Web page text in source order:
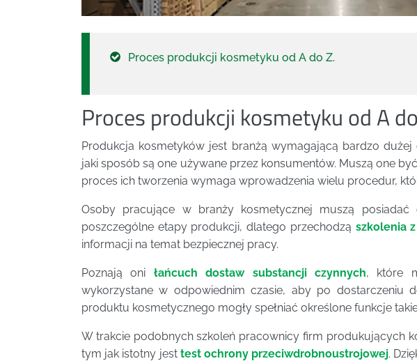
Proces produkcji kosmetyku od A do Z.
Proces produkcji kosmetyku od A
Produkcja kosmetyków jest branżą wymagającą bardzo
jaki sposób są one używane przez konsumentów. Muszą one
proces ich tworzenia wymaga wprowadzenia wielu procedur,
Osoby pracujące w branży kosmetycznej muszą
poszczególne etapy produkcji, dlatego przechodzą szkolenia
informacji na temat bezpiecznej pracy.
Poznają oni łańcuch dostaw substancji czynnych, które
wykorzystane w odpowiednim czasie, aby po dostarczeniu
produktu kosmetycznego mogły spełniać określone funkcje
W trakcie podobnych szkoleń pracownicy firm produkujących
tym jak istotny jest test ochrony przeciwdrobnoustrojowej.